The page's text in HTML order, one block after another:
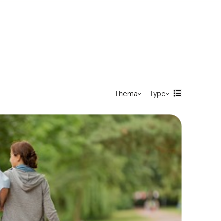
Thema
Reablement
Zorgzame gemeenschappen
Leiderschap
Informele zorg
Vertrouwd Thuis
Type
Artikel
Kennisdossier